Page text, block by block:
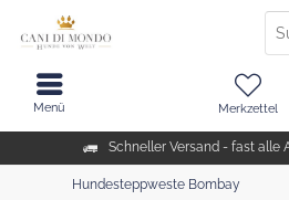
Schneller Versand - fast alle
Merkzettel
Menü
Hundesteppweste Bombay